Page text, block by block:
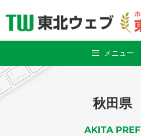
メニュー
秋田県
AKITA PREF